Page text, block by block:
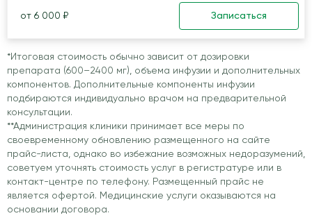
от 6 000 ₽ Записаться
*Итоговая стоимость обычно зависит от дозировки
препарата (600–2400 мг), объема инфузии и дополнительных
компонентов. Дополнительные компоненты инфузии
подбираются индивидуально врачом на предварительной
консультации.
**Администрация клиники принимает все меры по
своевременному обновлению размещенного на сайте
прайс-листа, однако во избежание возможных недоразумений,
советуем уточнять стоимость услуг в регистратуре или в
контакт-центре по телефону. Размещенный прайс не
является офертой. Медицинские услуги оказываются на
основании договора.